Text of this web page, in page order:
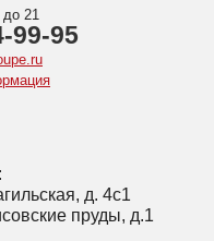
21
99-95
д. 4с1
пруды, д.1